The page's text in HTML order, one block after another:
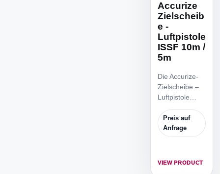
Accurize
Zielscheib
e -
Luftpistole
ISSF 10m /
5m
Die Accurize-
Zielscheibe –
Luftpistole
ist die
reduzierte
ISSF
um von 5m
Preis auf
Anfrage
VIEW PRODUCT